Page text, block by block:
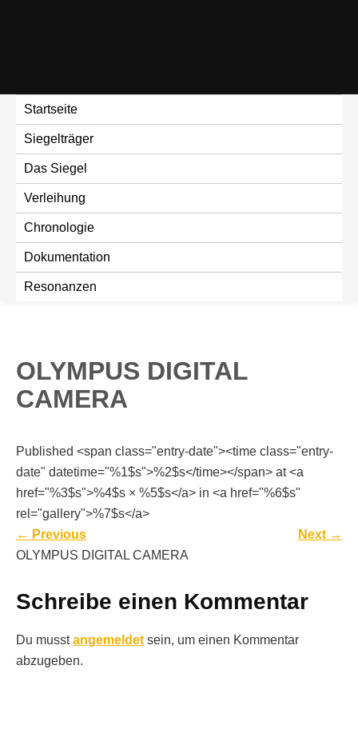
Startseite
Siegelträger
Das Siegel
Verleihung
Chronologie
Dokumentation
Resonanzen
OLYMPUS DIGITAL
CAMERA
Published <span class="entry-date"><time class="entry-
date" datetime="%1$s">%2$s</time></span> at <a
href="%3$s">%4$s × %5$s</a> in <a href="%6$s"
rel="gallery">%7$s</a>
← Previous Next →
OLYMPUS DIGITAL CAMERA
Schreibe einen Kommentar
Du musstangemeldet sein, um einen Kommentar
abzugeben.